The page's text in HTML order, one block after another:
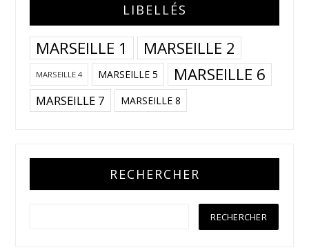
LIBELLÉS
MARSEILLE 1 MARSEILLE 2
MARSEILLE 4 MARSEILLE 5 MARSEILLE 6
MARSEILLE 7 MARSEILLE 8
RECHERCHER